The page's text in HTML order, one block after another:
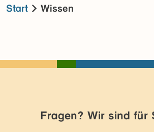
Start Wissen
Fragen? Wir sind für